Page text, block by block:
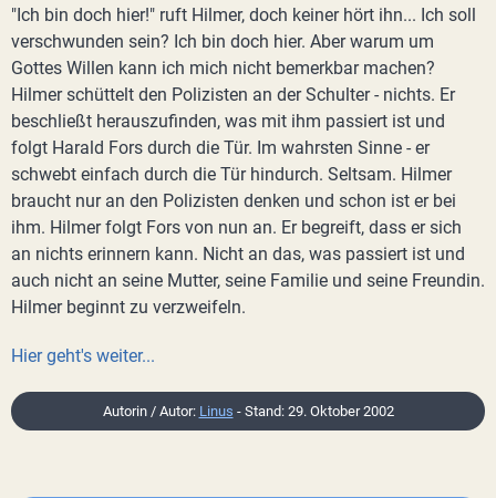
"Ich bin doch hier!" ruft Hilmer, doch keiner hört ihn... Ich soll
verschwunden sein? Ich bin doch hier. Aber warum um
Gottes Willen kann ich mich nicht bemerkbar machen?
Hilmer schüttelt den Polizisten an der Schulter - nichts. Er
beschließt herauszufinden, was mit ihm passiert ist und
folgt Harald Fors durch die Tür. Im wahrsten Sinne - er
schwebt einfach durch die Tür hindurch. Seltsam. Hilmer
braucht nur an den Polizisten denken und schon ist er bei
ihm. Hilmer folgt Fors von nun an. Er begreift, dass er sich
an nichts erinnern kann. Nicht an das, was passiert ist und
auch nicht an seine Mutter, seine Familie und seine Freundin.
Hilmer beginnt zu verzweifeln.
Hier geht's weiter...
Autorin / Autor: Linus - Stand: 29. Oktober 2002